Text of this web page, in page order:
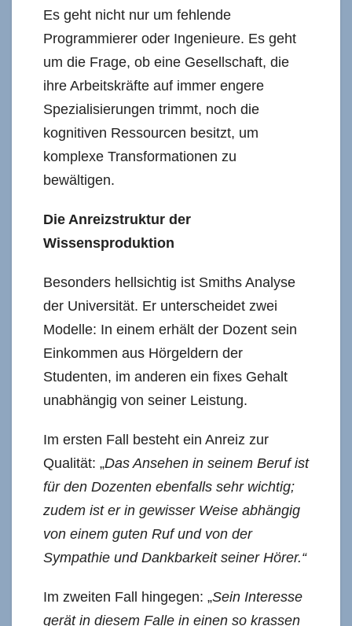
Es geht nicht nur um fehlende
Programmierer oder Ingenieure. Es geht
um die Frage, ob eine Gesellschaft, die
ihre Arbeitskräfte auf immer engere
Spezialisierungen trimmt, noch die
kognitiven Ressourcen besitzt, um
komplexe Transformationen zu
bewältigen.
Die Anreizstruktur der
Wissensproduktion
Besonders hellsichtig ist Smiths Analyse
der Universität. Er unterscheidet zwei
Modelle: In einem erhält der Dozent sein
Einkommen aus Hörgeldern der
Studenten, im anderen ein fixes Gehalt
unabhängig von seiner Leistung.
Im ersten Fall besteht ein Anreiz zur
Qualität: „Das Ansehen in seinem Beruf ist
für den Dozenten ebenfalls sehr wichtig;
zudem ist er in gewisser Weise abhängig
von einem guten Ruf und von der
Sympathie und Dankbarkeit seiner Hörer.“
Im zweiten Fall hingegen: „Sein Interesse
gerät in diesem Falle in einen so krassen